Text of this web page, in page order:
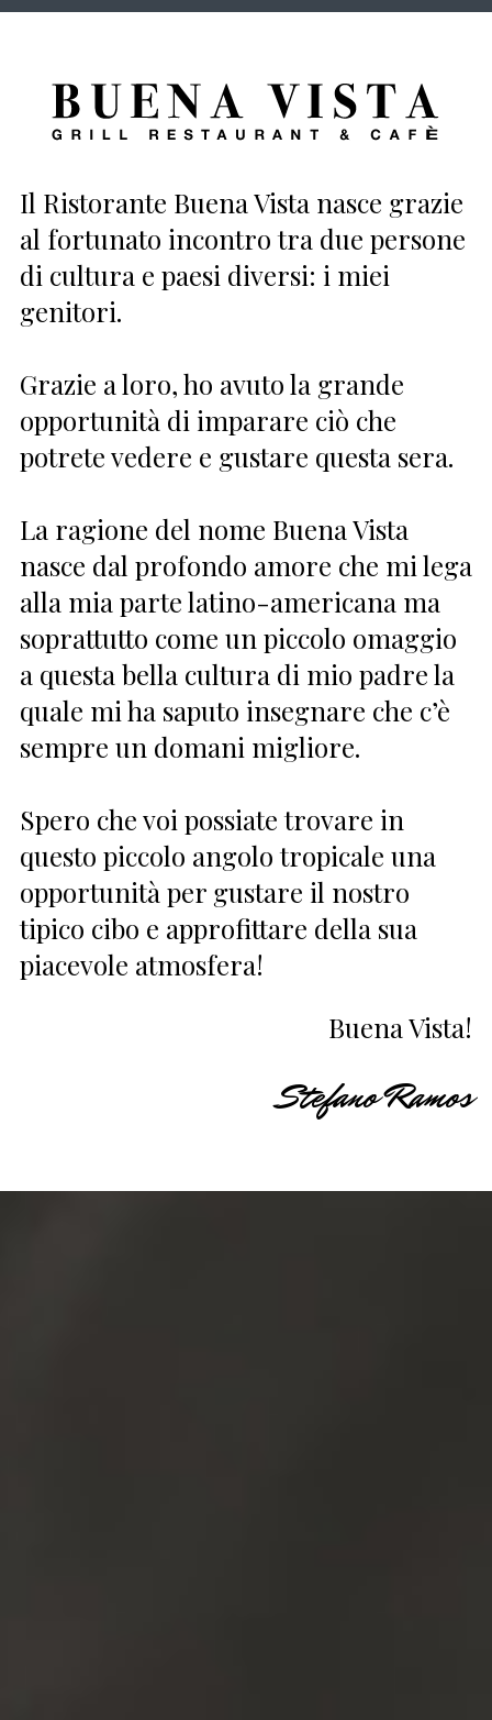
Il Ristorante Buena Vista nasce grazie
al fortunato incontro tra due persone
di cultura e paesi diversi: i miei
genitori.
Grazie a loro, ho avuto la grande
opportunità di imparare ciò che
potrete vedere e gustare questa sera.
La ragione del nome Buena Vista
nasce dal profondo amore che mi lega
alla mia parte latino-americana ma
soprattutto come un piccolo omaggio
a questa bella cultura di mio padre la
quale mi ha saputo insegnare che c’è
sempre un domani migliore.
Spero che voi possiate trovare in
questo piccolo angolo tropicale una
opportunità per gustare il nostro
tipico cibo e approfittare della sua
piacevole atmosfera!
Buena Vista!
Stefano Ramos